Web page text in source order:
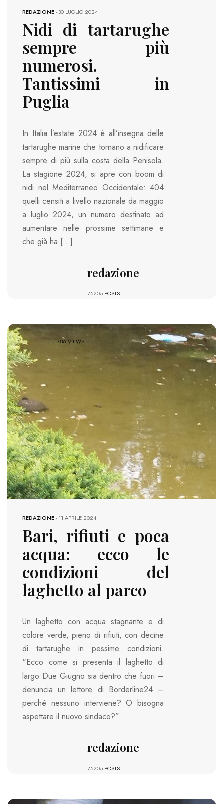
REDAZIONE-30 LUGLIO 2024
Nidi di tartarughe
sempre più
numerosi.
Tantissimi in
Puglia
In Italia l’estate 2024 è all’insegna delle
tartarughe marine che tornano a nidificare
sempre di più sulla costa della Penisola.
La stagione 2024, si apre con boom di
nidi nel Mediterraneo Occidentale: 404
quelli censiti a livello nazionale da maggio
a luglio 2024, un numero destinato ad
aumentare nelle prossime settimane e
che già ha […]
redazione
75205 POSTS
1786 VIEWS
REDAZIONE-11 APRILE 2024
Bari, rifiuti e poca
acqua: ecco le
condizioni del
laghetto al parco
Un laghetto con acqua stagnante e di
colore verde, pieno di rifiuti, con decine
di tartarughe in pessime condizioni.
“Ecco come si presenta il laghetto di
largo Due Giugno sia dentro che fuori –
denuncia un lettore di Borderline24 –
perché nessuno interviene? O bisogna
aspettare il nuovo sindaco?”
redazione
75205 POSTS